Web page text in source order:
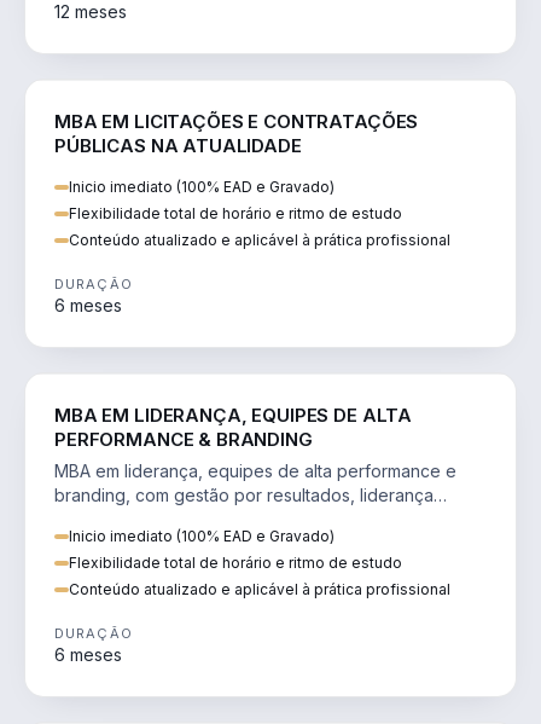
12 meses
MBA EM LICITAÇÕES E CONTRATAÇÕES
PÚBLICAS NA ATUALIDADE
Inicio imediato (100% EAD e Gravado)
Flexibilidade total de horário e ritmo de estudo
Conteúdo atualizado e aplicável à prática profissional
DURAÇÃO
6 meses
MBA EM LIDERANÇA, EQUIPES DE ALTA
PERFORMANCE & BRANDING
MBA em liderança, equipes de alta performance e
branding, com gestão por resultados, liderança
Inicio imediato (100% EAD e Gravado)
Flexibilidade total de horário e ritmo de estudo
Conteúdo atualizado e aplicável à prática profissional
DURAÇÃO
6 meses